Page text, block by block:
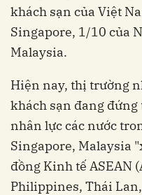
khách sạn của Việt
Singapore, 1/10 của
Malaysia.
Hiện nay, thị trường
khách sạn đang
nhân lực các nước
Singapore, Malaysia
đồng Kinh tế ASEAN
Philippines, Thái